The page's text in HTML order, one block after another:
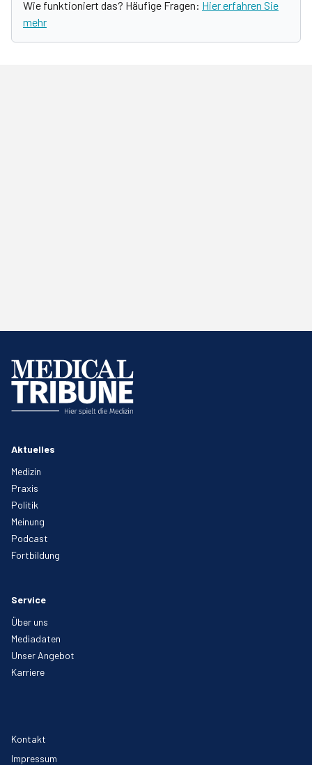
Wie funktioniert das? Häufige Fragen: Hier erfahren Sie
mehr
Aktuelles
Medizin
Praxis
Politik
Meinung
Podcast
Fortbildung
Service
Über uns
Mediadaten
Unser Angebot
Karriere
Kontakt
Impressum